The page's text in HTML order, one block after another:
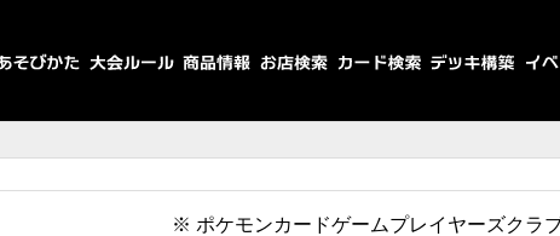
ポケモンカードゲームプレイヤーズクラ